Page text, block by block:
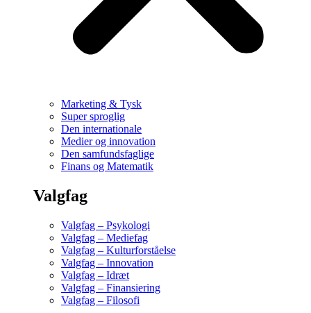
Marketing & Tysk
Super sproglig
Den internationale
Medier og innovation
Den samfundsfaglige
Finans og Matematik
Valgfag
Valgfag – Psykologi
Valgfag – Mediefag
Valgfag – Kulturforståelse
Valgfag – Innovation
Valgfag – Idræt
Valgfag – Finansiering
Valgfag – Filosofi